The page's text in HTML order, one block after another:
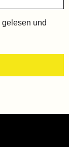
gelesen und